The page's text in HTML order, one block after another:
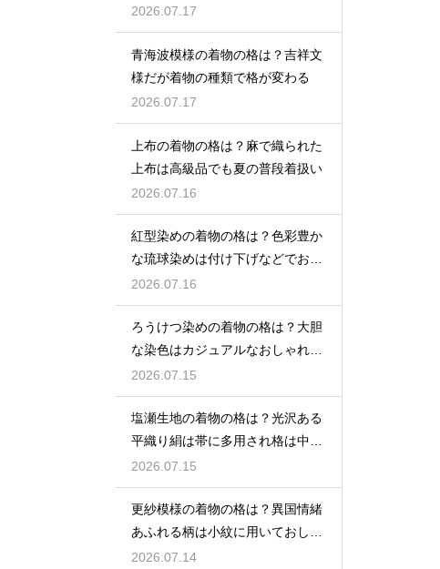
い晴れ着に
2026.07.17
青海波模様の着物の格は？吉祥文
様だが着物の種類で格が変わる
2026.07.17
上布の着物の格は？麻で織られた
上布は高級品でも夏の普段着扱い
2026.07.16
紅型染めの着物の格は？色彩豊か
な琉球染めは付け下げなどでおし
ゃれ着向き
2026.07.16
ろうけつ染めの着物の格は？大胆
な染色はカジュアルなおしゃれ着
に最適
2026.07.15
塩瀬生地の着物の格は？光沢ある
平織り絹は帯に多用され格は中位
程度
2026.07.15
更紗模様の着物の格は？異国情緒
あふれる柄は小紋に用いておしゃ
れ着向き
2026.07.14